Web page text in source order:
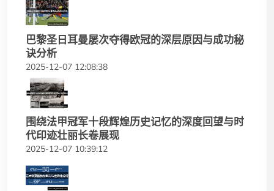
巴黎圣日耳曼屡次夺得欧冠的深层原因与成功秘
诀分析
2025-12-07 12:08:38
围绕法甲冠军十段辉煌历史记忆的深度回望与时
代印迹壮丽长卷展现
2025-12-07 10:39:12